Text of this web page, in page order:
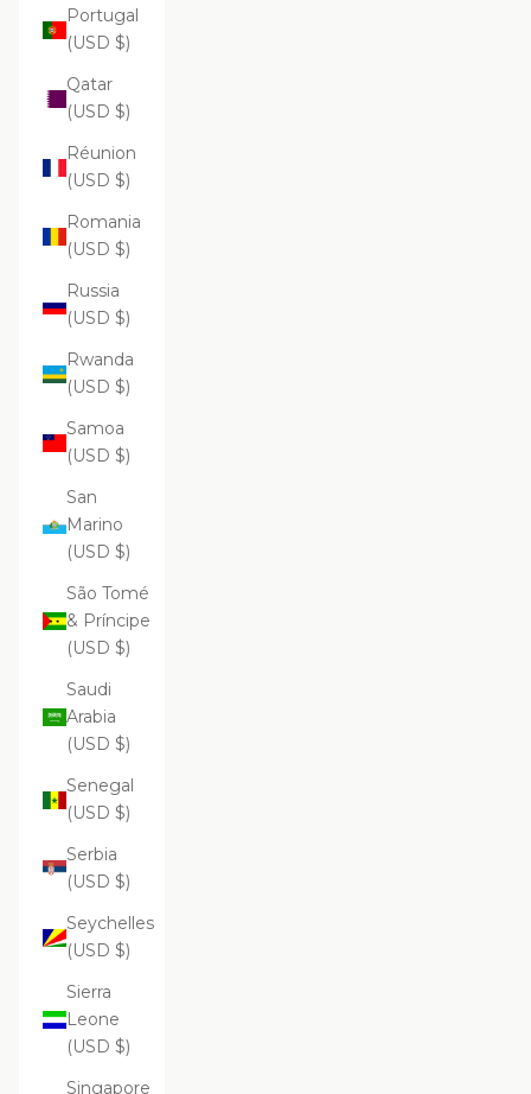
Portugal
(USD $)
Qatar
(USD $)
Réunion
(USD $)
Romania
(USD $)
Russia
(USD $)
Rwanda
(USD $)
Samoa
(USD $)
San
Marino
(USD $)
São Tomé
& Príncipe
(USD $)
Saudi
Arabia
(USD $)
Senegal
(USD $)
Serbia
(USD $)
Seychelles
(USD $)
Sierra
Leone
(USD $)
Singapore